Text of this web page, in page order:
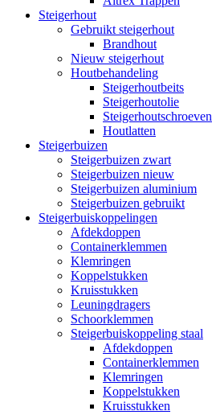
Steigerhout
Gebruikt steigerhout
Brandhout
Nieuw steigerhout
Houtbehandeling
Steigerhoutbeits
Steigerhoutolie
Steigerhoutschroeven
Houtlatten
Steigerbuizen
Steigerbuizen zwart
Steigerbuizen nieuw
Steigerbuizen aluminium
Steigerbuizen gebruikt
Steigerbuiskoppelingen
Afdekdoppen
Containerklemmen
Klemringen
Koppelstukken
Kruisstukken
Leuningdragers
Schoorklemmen
Steigerbuiskoppeling staal
Afdekdoppen
Containerklemmen
Klemringen
Koppelstukken
Kruisstukken